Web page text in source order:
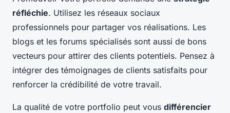
réfléchie. Utilisez les réseaux sociaux
professionnels pour partager vos réalisations. Les
blogs et les forums spécialisés sont aussi de bons
vecteurs pour attirer des clients potentiels. Pensez à
intégrer des témoignages de clients satisfaits pour
renforcer la crédibilité de votre travail.
La qualité de votre portfolio peut vous différencier